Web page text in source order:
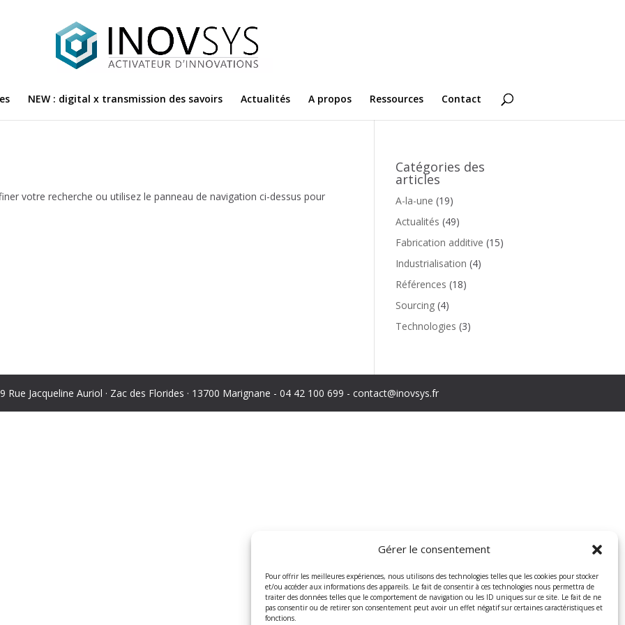
Gérer le consentement
Pour offrir les meilleures expériences, nous utilisons des technologies telles que les cookies pour stocker
et/ou accéder aux informations des appareils. Le fait de consentir à ces technologies nous permettra de
traiter des données telles que le comportement de navigation ou les ID uniques sur ce site. Le fait de ne
pas consentir ou de retirer son consentement peut avoir un effet négatif sur certaines caractéristiques et
fonctions.
NEW : digital x transmission des savoirs Actualités A propos Ressources Contact
votre recherche ou utilisez le panneau de navigation ci-dessus pour
Catégories des
articles
A-la-une (19)
Actualités (49)
Fabrication additive (15)
Industrialisation (4)
Références (18)
Sourcing (4)
Technologies (3)
Rue Jacqueline Auriol · Zac des Florides · 13700 Marignane - 04 42 100 699 - contact@inovsys.fr